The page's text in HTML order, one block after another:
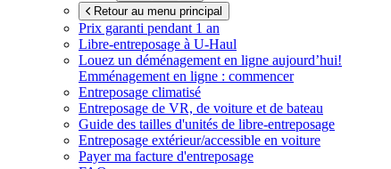
Retour au menu principal
Prix garanti pendant 1 an
Libre-entreposage à U-Haul
Louez un déménagement en ligne aujourd’hui!
Emménagement en ligne : commencer
Entreposage climatisé
Entreposage de VR, de voiture et de bateau
Guide des tailles d'unités de libre-entreposage
Entreposage extérieur/accessible en voiture
Payer ma facture d'entreposage